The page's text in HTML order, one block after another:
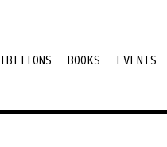
BOOKS EVENTS